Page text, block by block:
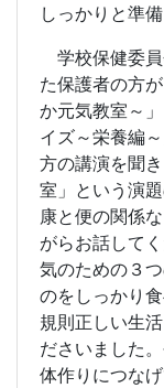
しっかりと準
学校保健委員
た保護者の方
か元気教室～
イズ～栄養編
方の講演を聞
室」という演
康と便の関係
がらお話して
気のための３
のをしっかり
規則正しい生
ださいました
体作りにつな